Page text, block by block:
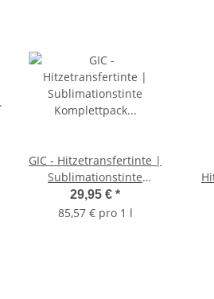
GIC - Hitzetransfertinte |
Sublimationstinte
Komplettpack für
Ecotank Drucker - Farbe
29,95 € *
85,57 € pro 1 l